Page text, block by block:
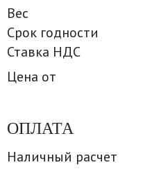
Вес
Срок годности
Ставка НДС
Цена от
ОПЛАТА
Наличный расчет